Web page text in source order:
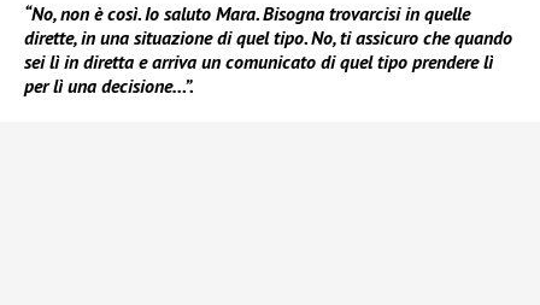
“No, non è così. Io saluto Mara. Bisogna trovarcisi in quelle
dirette, in una situazione di quel tipo. No, ti assicuro che quando
sei lì in diretta e arriva un comunicato di quel tipo prendere lì
per lì una decisione…”.